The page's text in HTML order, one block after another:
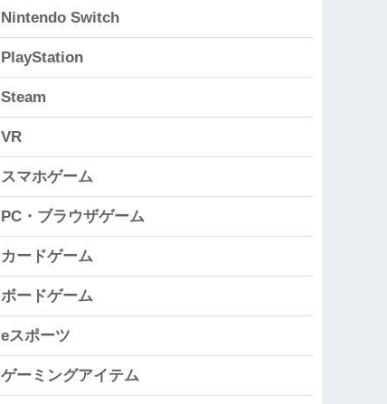
Nintendo Switch
PlayStation
Steam
VR
スマホゲーム
PC・ブラウザゲーム
カードゲーム
ボードゲーム
eスポーツ
ゲーミングアイテム